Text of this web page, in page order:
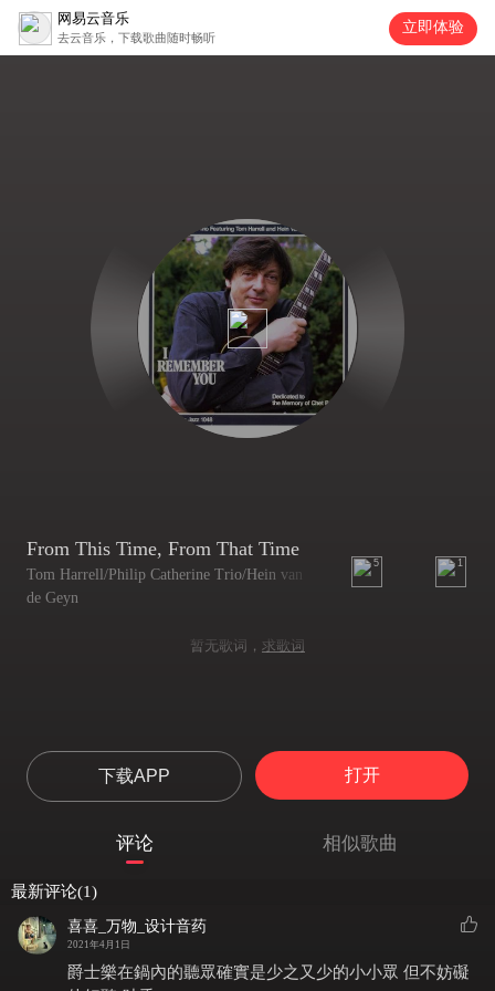
网易云音乐
去云音乐，下载歌曲随时畅听
立即体验
From This Time, From That Time
Tom Harrell/Philip Catherine Trio/Hein van
de Geyn
5 1
暂无歌词， 求歌词
下载APP 打开
评论 相似歌曲
最新评论(1)
喜喜_万物_设计音药
2021年4月1日
爵士樂在鍋內的聽眾確實是少之又少的小小眾 但不妨礙